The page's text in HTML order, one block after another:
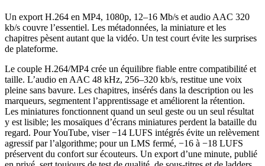
Un export H.264 en MP4, 1080p, 12–16 Mb/s et audio AAC 320
kb/s couvre l’essentiel. Les métadonnées, la miniature et les
chapitres pèsent autant que la vidéo. Un test court évite les surprises
de plateforme.
Le couple H.264/MP4 crée un équilibre fiable entre compatibilité et
taille. L’audio en AAC 48 kHz, 256–320 kb/s, restitue une voix
pleine sans bavure. Les chapitres, insérés dans la description ou les
marqueurs, segmentent l’apprentissage et améliorent la rétention.
Les miniatures fonctionnent quand un seul geste ou un seul résultat
y est lisible; les mosaïques d’écrans miniatures perdent la bataille du
regard. Pour YouTube, viser −14 LUFS intégrés évite un relèvement
agressif par l’algorithme; pour un LMS fermé, −16 à −18 LUFS
préservent du confort sur écouteurs. Un export d’une minute, publié